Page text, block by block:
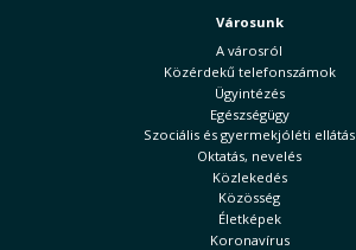
Városunk
A városról
Közérdekű telefonszámok
Ügyintézés
Egészségügy
Szociális és gyermekjóléti ellátás
Oktatás, nevelés
Közlekedés
Közösség
Életképek
Koronavírus